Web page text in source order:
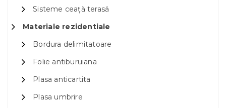
Sisteme ceață terasă
Materiale rezidentiale
Bordura delimitatoare
Folie antiburuiana
Plasa anticartita
Plasa umbrire